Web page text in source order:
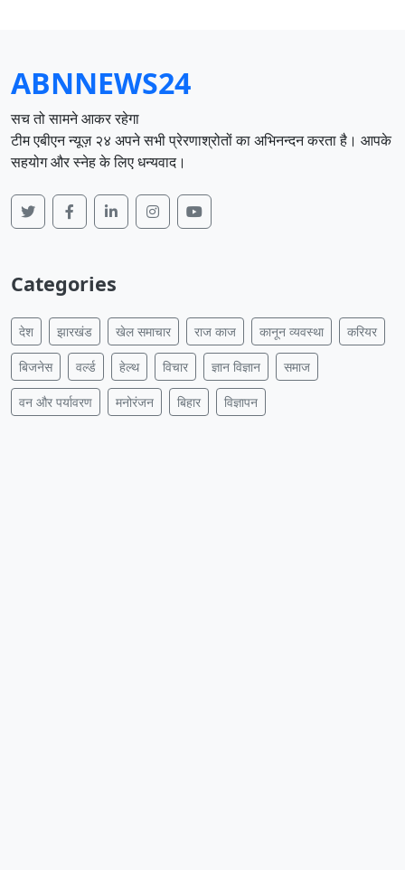
ABNNEWS24
सच तो सामने आकर रहेगा
टीम एबीएन न्यूज़ २४ अपने सभी प्रेरणाश्रोतों का अभिनन्दन करता है। आपके
सहयोग और स्नेह के लिए धन्यवाद।
Categories
देश झारखंड खेल समाचार राज काज कानून व्यवस्था करियर
बिजनेस वर्ल्ड हेल्थ विचार ज्ञान विज्ञान समाज
वन और पर्यावरण मनोरंजन बिहार विज्ञापन